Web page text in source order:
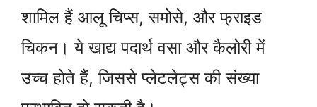
शामिल हैं आलू चिप्स, समोसे, और फ्राइड
चिकन। ये खाद्य पदार्थ वसा और कैलोरी में
उच्च होते हैं, जिससे प्लेटलेट्स की संख्या